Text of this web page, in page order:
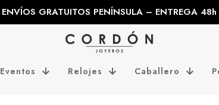
ENVÍOS GRATUITOS PENÍNSULA – ENTREGA 48h
Eventos Relojes Caballero